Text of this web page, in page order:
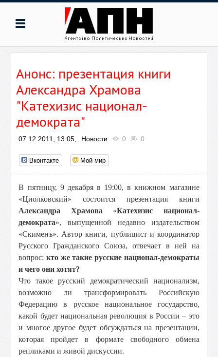
Анонс: презентация книги
Александра Храмова
"Катехизис национал-
демократа"
07.12.2011, 13:05, Новости 0 0
Вконтакте Мой мир
В пятницу, 9 декабря в 19:00, в книжном магазине
«Циолковский» состоится презентация книги
Александра Храмова «Катехизис национал-
демократа», выпущенной недавно издательством
«Скименъ». Автор книги, публицист и координатор
Русского Гражданского Союза, отвечает в ней на
вопрос:кто же такие русские национал-демократы
и чего они хотят?
Что такое русский демократический национализм,
возможно ли трансформировать Российскую
Федерацию в русское национальное государство,
какой будет национальная революция в России – это
и многое другое будет обсуждаться на презентации,
которая пройдет в формате свободного обмена
репликами и живой дискуссии.